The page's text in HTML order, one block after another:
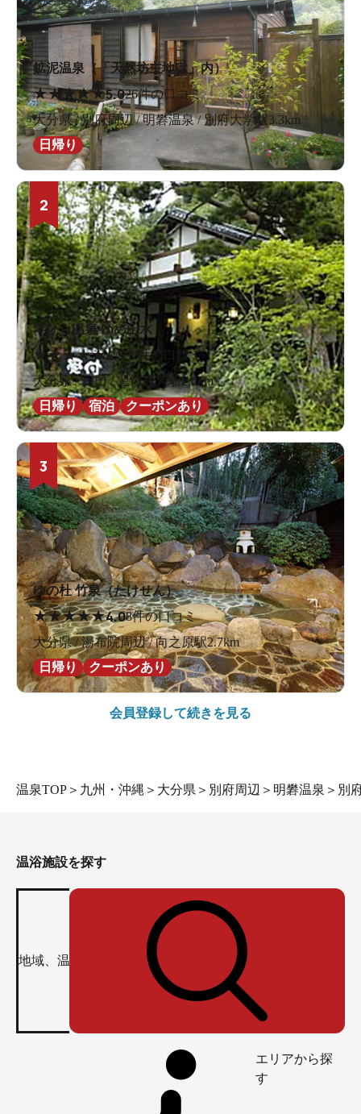
鉱泥温泉（「天然坊主地獄」内）
★★★★★5.026件の口コミ
大分県 / 別府周辺 / 明礬温泉 / 別府大学駅3.3km
日帰り
2
琴ひら温泉 ゆめ山水
★★★★★4.532件の口コミ
大分県 / 日田 / 豊後三芳駅2.0km
日帰り
宿泊 クーポンあり
3
ゆの杜 竹泉（たけせん）
★★★★★4.08件の口コミ
大分県 / 湯布院周辺 / 向之原駅2.7km
日帰り
クーポンあり
会員登録して続きを見る
温泉TOP ＞ 九州・沖縄 ＞ 大分県 ＞ 別府周辺 ＞ 明礬温泉 ＞ 別
温浴施設を探す
エリアから探
す